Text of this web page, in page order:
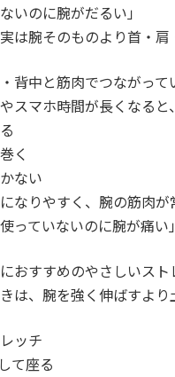
いのに腕がだるい」
は腕そのものより首・
背中と筋肉でつながって
スマホ時間が長くなると、
く
ない
なりやすく、腕の筋肉が
っていないのに腕が痛
おすすめのやさしいスト
は、腕を強く伸ばすより
ッチ
て座る